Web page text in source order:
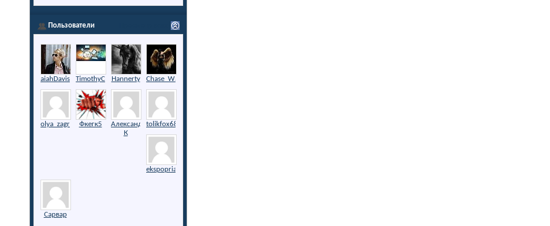
Пользователи
aiahDavis TimothyCarterHannerty Chase_Walker
olya_zagryazhskaya
Фкегк5
Александр
К
tolikfox68
ekspopriator
Сарвар